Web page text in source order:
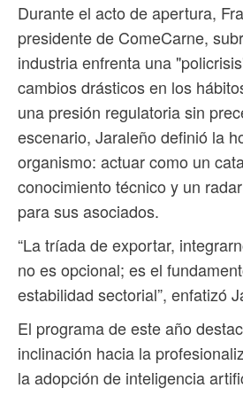
Durante el acto de apertura,
presidente de ComeCarne,
industria enfrenta una
cambios drásticos en los
una presión regulatoria sin
escenario, Jaraleño definió la
organismo: actuar como un
conocimiento técnico y un
para sus asociados.
“La tríada de exportar,
no es opcional; es el
estabilidad sectorial”, enfatizó
El programa de este año
inclinación hacia la
la adopción de inteligencia